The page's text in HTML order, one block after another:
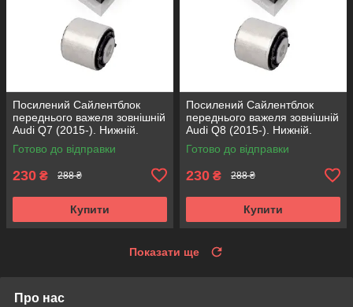
Посилений Сайлентблок
переднього важеля зовнішній
Audi Q7 (2015-). Нижній.
КОРЕЯ Acsuss! FE175192 ,
VKDS331087
Готово до відправки
230 ₴ 288 ₴
Купити
Посилений Сайлентблок
переднього важеля зовнішній
Audi Q8 (2015-). Нижній.
КОРЕЯ Acsuss! FE175192 ,
VKDS331087
Готово до відправки
230 ₴ 288 ₴
Купити
Показати ще
Про нас